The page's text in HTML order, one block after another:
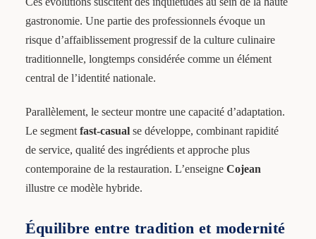
gastronomie. Une partie des professionnels évoque un
risque d’affaiblissement progressif de la culture culinaire
traditionnelle, longtemps considérée comme un élément
central de l’identité nationale.
Parallèlement, le secteur montre une capacité d’adaptation.
Le segment fast-casualse développe, combinant rapidité
de service, qualité des ingrédients et approche plus
contemporaine de la restauration. L’enseigne Cojean
illustre ce modèle hybride.
Équilibre entre tradition et modernité